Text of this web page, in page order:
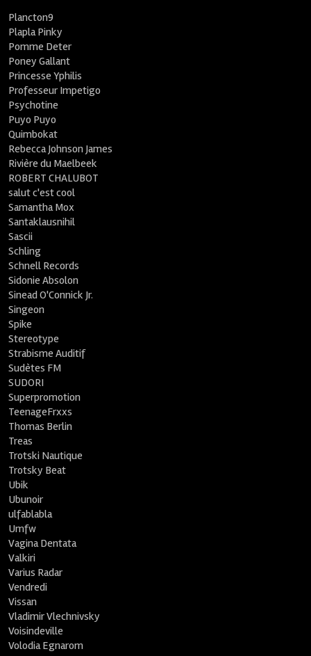
Plancton9
Plapla Pinky
Pomme Deter
Poney Gallant
Princesse Yphilis
Professeur Impetigo
Psychotine
Puyo Puyo
Quimbokat
Rebecca Johnson James
Rivière du Maelbeek
ROBERT CHALUBOT
salut c'est cool
Samantha Mox
Santaklausnihil
Sascii
Schling
Schnell Records
Sidonie Absolon
Sinead O'Connick Jr.
Singeon
Spike
Stereotype
Strabisme Auditif
Sudètes FM
SUDORI
Superpromotion
TeenageFrxxs
Thomas Berlin
Treas
Trotski Nautique
Trotsky Beat
Ubik
Ubunoir
ulfablabla
Umfw
Vagina Dentata
Valkiri
Varius Radar
Vendredi
Vissan
Vladimir Vlechnivsky
Voisindeville
Volodia Egnarom